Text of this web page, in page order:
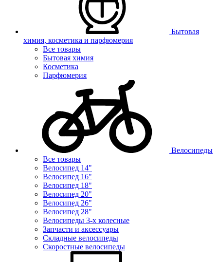
Бытовая
химия, косметика и парфюмерия
Все товары
Бытовая химия
Косметика
Парфюмерия
Велосипеды
Все товары
Велосипед 14"
Велосипед 16"
Велосипед 18"
Велосипед 20"
Велосипед 26"
Велосипед 28"
Велосипеды 3-х колесные
Запчасти и аксессуары
Складные велосипеды
Скоростные велосипеды